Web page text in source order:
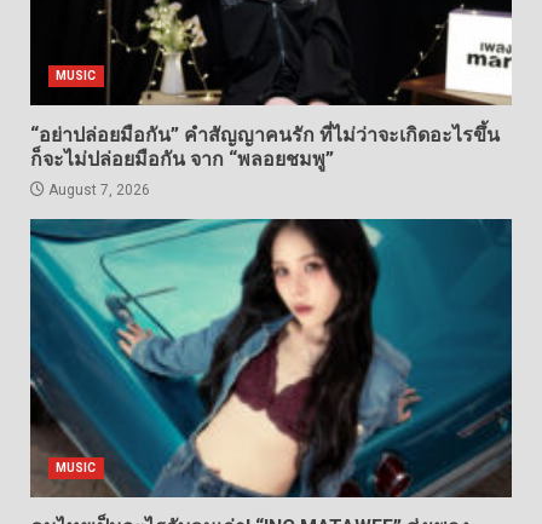
MUSIC
“อย่าปล่อยมือกัน” คำสัญญาคนรัก ที่ไม่ว่าจะเกิดอะไรขึ้น
ก็จะไม่ปล่อยมือกัน จาก “พลอยชมพู”
August 7, 2026
MUSIC